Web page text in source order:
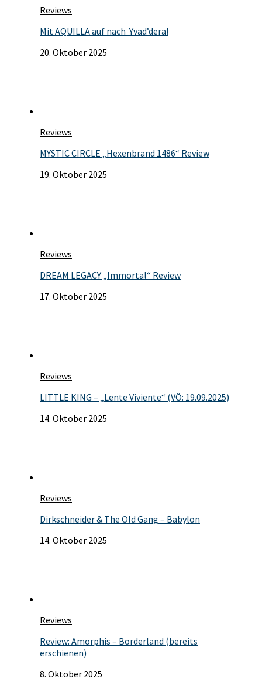
Reviews
Mit AQUILLA auf nach Yvad’dera!
20. Oktober 2025
Reviews
MYSTIC CIRCLE „Hexenbrand 1486“ Review
19. Oktober 2025
Reviews
DREAM LEGACY „Immortal“ Review
17. Oktober 2025
Reviews
LITTLE KING – „Lente Viviente“ (VÖ: 19.09.2025)
14. Oktober 2025
Reviews
Dirkschneider & The Old Gang – Babylon
14. Oktober 2025
Reviews
Review: Amorphis – Borderland (bereits
erschienen)
8. Oktober 2025